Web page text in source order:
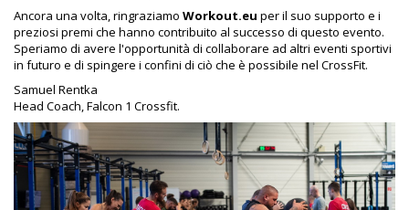
Ancora una volta, ringraziamo Workout.eu per il suo supporto e i
preziosi premi che hanno contribuito al successo di questo evento.
Speriamo di avere l'opportunità di collaborare ad altri eventi sportivi
in futuro e di spingere i confini di ciò che è possibile nel CrossFit.
Samuel Rentka
Head Coach, Falcon 1 Crossfit.